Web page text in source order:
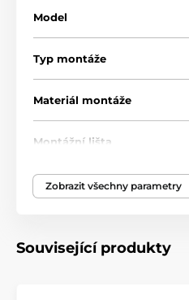
Model
Typ montáže
Materiál montáže
Montážní lišta
Průměr tubusu
Zobrazit všechny parametry
Související produkty